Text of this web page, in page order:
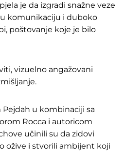
je da izgradi snažne veze
komunikaciju i duboko
poštovanje koje je bilo
vizuelno angažovani
u kombinaciji sa
Rocca i autoricom
učinili su da zidovi
ožive i stvorili ambijent koji